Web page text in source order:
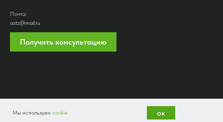
Мы используем cookie ок
Почта:
astz@mail.ru
Получить консультацию